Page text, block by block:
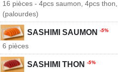
16 pièces - 4pcs saumon, 4pcs
(palourdes)
SASHIMI SAUMON -5%
6 pièces
SASHIMI THON -5%